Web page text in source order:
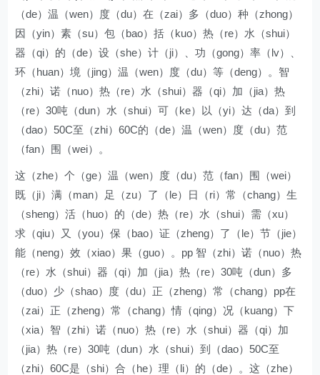
（de）温（wen）度（du）在（zai）多（duo）种（zhong）
因（yin）素（su）包（bao）括（kuo）热（re）水（shui）
器（qi）的（de）设（she）计（ji）、功（gong）率（lv）、
环（huan）境（jing）温（wen）度（du）等（deng）。智
（zhi）诺（nuo）热（re）水（shui）器（qi）加（jia）热
（re）30吨（dun）水（shui）可（ke）以（yi）达（da）到
（dao）50C至（zhi）60C的（de）温（wen）度（du）范
（fan）围（wei）。
这（zhe）个（ge）温（wen）度（du）范（fan）围（wei）
既（ji）满（man）足（zu）了（le）日（ri）常（chang）生
（sheng）活（huo）的（de）热（re）水（shui）需（xu）
求（qiu）又（you）保（bao）证（zheng）了（le）节（jie）
能（neng）效（xiao）果（guo）。pp 智（zhi）诺（nuo）热
（re）水（shui）器（qi）加（jia）热（re）30吨（dun）多
（duo）少（shao）度（du）正（zheng）常（chang）pp在
（zai）正（zheng）常（chang）情（qing）况（kuang）下
（xia）智（zhi）诺（nuo）热（re）水（shui）器（qi）加
（jia）热（re）30吨（dun）水（shui）到（dao）50C至
（zhi）60C是（shi）合（he）理（li）的（de）。这（zhe）